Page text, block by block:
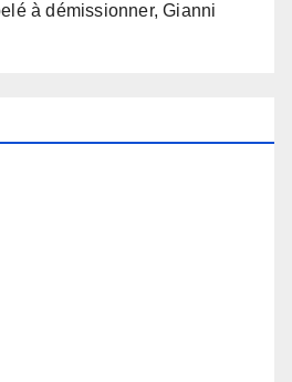
à démissionner, Gianni